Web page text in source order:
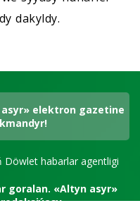
dakyldy.
elektron gazetine
Döwlet habarlar agentligi
goralan. «Altyn asyr»